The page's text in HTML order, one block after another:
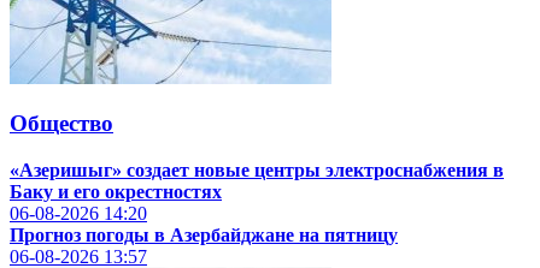
Общество
«Азеришыг» создает новые центры электроснабжения в
Баку и его окрестностях
06-08-2026 14:20
Прогноз погоды в Азербайджане на пятницу
06-08-2026 13:57